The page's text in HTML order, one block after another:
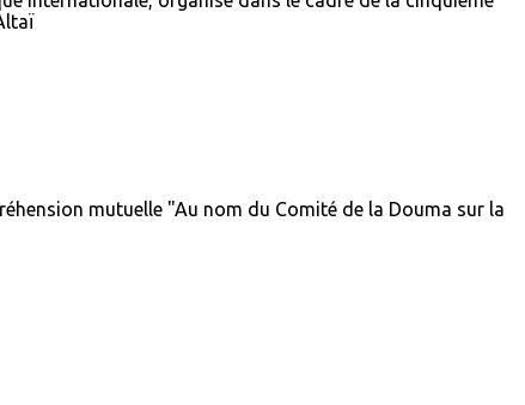
mutuelle "Au nom du Comité de la Douma sur la